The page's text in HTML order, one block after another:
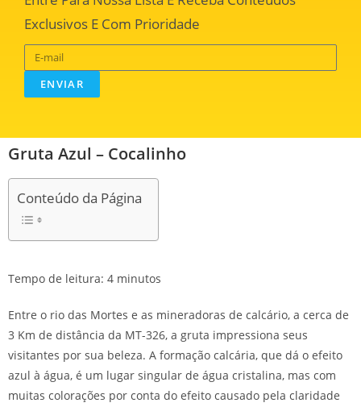
Exclusivos E Com Prioridade
ENVIAR
Gruta Azul – Cocalinho
Conteúdo da Página
Tempo de leitura: 4 minutos
Entre o rio das Mortes e as mineradoras de calcário, a cerca de
3 Km de distância da MT-326, a gruta impressiona seus
visitantes por sua beleza. A formação calcária, que dá o efeito
azul à água, é um lugar singular de água cristalina, mas com
muitas colorações por conta do efeito causado pela claridade